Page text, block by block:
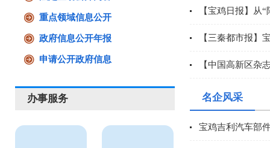
重点领域信息公开
政府信息公开年报
申请公开政府信息
【宝鸡日报】从
【三秦都市报】
【中国高新区杂
办事服务 名企风采
宝鸡吉利汽车部